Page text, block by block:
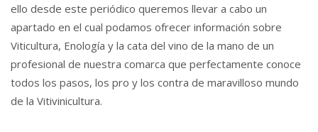
ello desde este periódico queremos llevar a cabo un
apartado en el cual podamos ofrecer información sobre
Viticultura, Enología y la cata del vino de la mano de un
profesional de nuestra comarca que perfectamente conoce
todos los pasos, los pro y los contra de maravilloso mundo
de la Vitivinicultura.